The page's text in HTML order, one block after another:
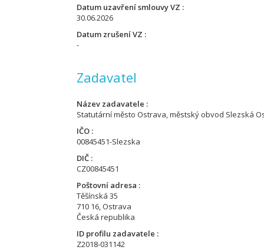
Datum uzavření smlouvy VZ
30.06.2026
Datum zrušení VZ
-
Zadavatel
Název zadavatele
Statutární město Ostrava, městský obvod Slezská
IČO
00845451-Slezska
DIČ
CZ00845451
Poštovní adresa
Těšínská 35
710 16, Ostrava
Česká republika
ID profilu zadavatele
Z2018-031142